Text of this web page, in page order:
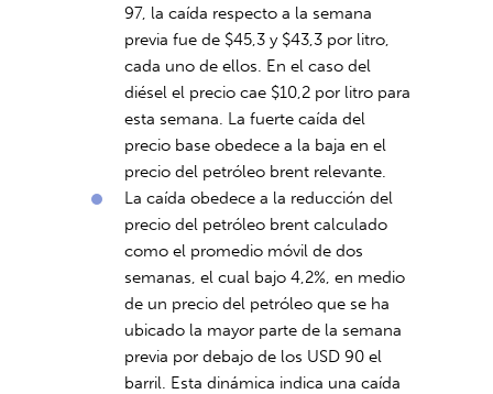
97, la caída respecto a la semana
previa fue de $45,3 y $43,3 por litro,
cada uno de ellos. En el caso del
diésel el precio cae $10,2 por litro para
esta semana. La fuerte caída del
precio base obedece a la baja en el
precio del petróleo brent relevante.
La caída obedece a la reducción del
precio del petróleo brent calculado
como el promedio móvil de dos
semanas, el cual bajo 4,2%, en medio
de un precio del petróleo que se ha
ubicado la mayor parte de la semana
previa por debajo de los USD 90 el
barril. Esta dinámica indica una caída